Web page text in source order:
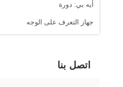
أيه بي: دورة
جهاز التعرف على الوجه
اتصل بنا